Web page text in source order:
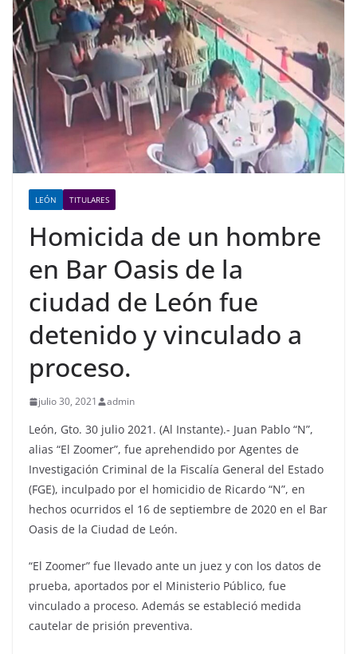
LEÓN TITULARES
Homicida de un hombre
en Bar Oasis de la
ciudad de León fue
detenido y vinculado a
proceso.
julio 30, 2021 admin
León, Gto. 30 julio 2021. (Al Instante).- Juan Pablo “N”,
alias “El Zoomer”, fue aprehendido por Agentes de
Investigación Criminal de la Fiscalía General del Estado
(FGE), inculpado por el homicidio de Ricardo “N”, en
hechos ocurridos el 16 de septiembre de 2020 en el Bar
Oasis de la Ciudad de León.
“El Zoomer” fue llevado ante un juez y con los datos de
prueba, aportados por el Ministerio Público, fue
vinculado a proceso. Además se estableció medida
cautelar de prisión preventiva.